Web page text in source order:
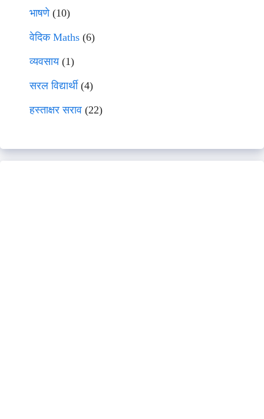
भाषणे(10)
वेदिक Maths (6)
व्यवसाय(1)
सरल विद्यार्थी(4)
हस्ताक्षर सराव (22)